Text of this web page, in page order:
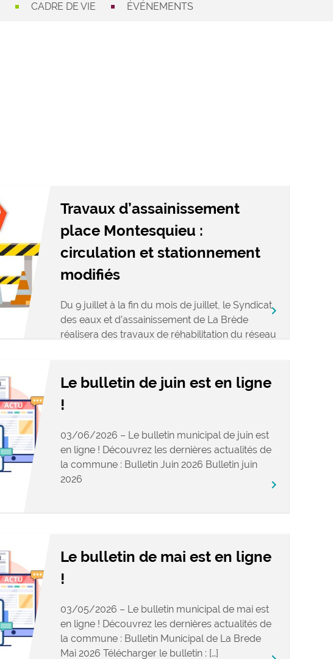
CADRE DE VIE ÉVÉNEMENTS
Travaux d’assainissement
place Montesquieu :
circulation et stationnement
modifiés
Du 9 juillet à la fin du mois de juillet, le Syndicat
des eaux et d’assainissement de La Brède
réalisera des travaux de réhabilitation du réseau
keyboard_arrow_right
Le bulletin de juin est en ligne
!
03/06/2026 – Le bulletin municipal de juin est
en ligne ! Découvrez les dernières actualités de
la commune : Bulletin Juin 2026 Bulletin juin
2026
keyboard_arrow_right
Le bulletin de mai est en ligne
!
03/05/2026 – Le bulletin municipal de mai est
en ligne ! Découvrez les dernières actualités de
la commune : Bulletin Municipal de La Brede
Mai 2026 Télécharger le bulletin : […]